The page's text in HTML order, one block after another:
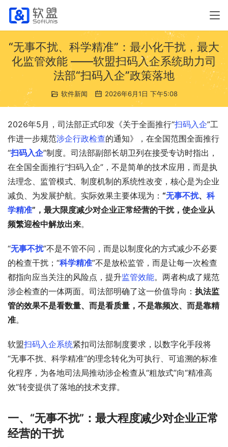
“无事不扰、科学精准”：最小化干扰，最大
化监管效能 ——软盟扫码入企系统助力司
法部“扫码入企”政策落地
软件新闻 2026年6月1日 下午5:08
2026年5月，司法部正式印发《关于全面推行“扫码入企”工
作进一步规范涉企行政检查的通知》，在全国范围全面推行
“扫码入企”制度。司法部副部长胡卫列在接受专访时指出，
在全国全面推行“扫码入企”，不是简单的技术应用，而是执
法理念、监管模式、制度机制的系统性改变，核心是为企业
减负、为发展护航。实际效果主要体现为： “无事不扰、 科
学精准”，最大限度减少对企业正常经营的干扰，使企业从
频繁迎检中解放出来。
“无事不扰”不是不管不问，而是以制度化的方式减少不必要
的检查干扰；“科学精准”不是放松监管，而是让每一次检查
都指向应当关注的风险点，提升监管效能。两者构成了规范
涉企检查的一体两面。司法部明确了这一价值导向： 执法监
管的效果不是看数量、而是看质量，不是靠频次、而是靠精
准。
软盟扫码入企系统紧扣司法部制度要求，以数字化手段将
“无事不扰、科学精准”的理念转化为可执行、可追溯的标准
化程序，为各地司法局推动涉企检查从“粗放式”向“精准高
效”转变提供了落地的技术支撑。
一、“无事不扰”：最大程度减少对企业正常
经营的干扰